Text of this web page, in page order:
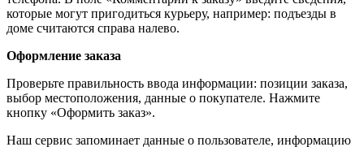
которые могут пригодиться курьеру, например: подъезды в
доме считаются справа налево.
Оформление заказа
Проверьте правильность ввода информации: позиции заказа,
выбор местоположения, данные о покупателе. Нажмите
кнопку «Оформить заказ».
Наш сервис запоминает данные о пользователе, информацию